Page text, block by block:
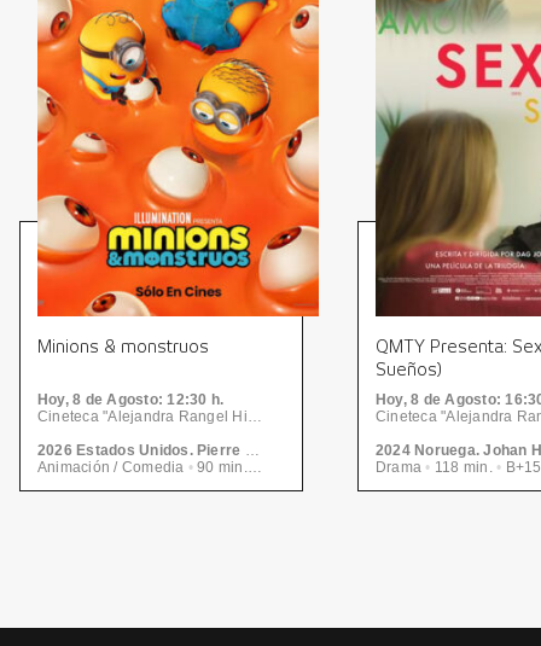
Minions & monstruos
Hoy, 8 de Agosto: 12:30 h.
Cineteca "Alejandra Rangel Hinojosa" - Centro de las Artes | CONARTE
2026 Estados Unidos. Pierre Coffin
Animación / Comedia • 90 min. •A
QMTY Presenta:
Sueños)
Hoy, 8 de Agosto:
Drama • 118 min. • B+15